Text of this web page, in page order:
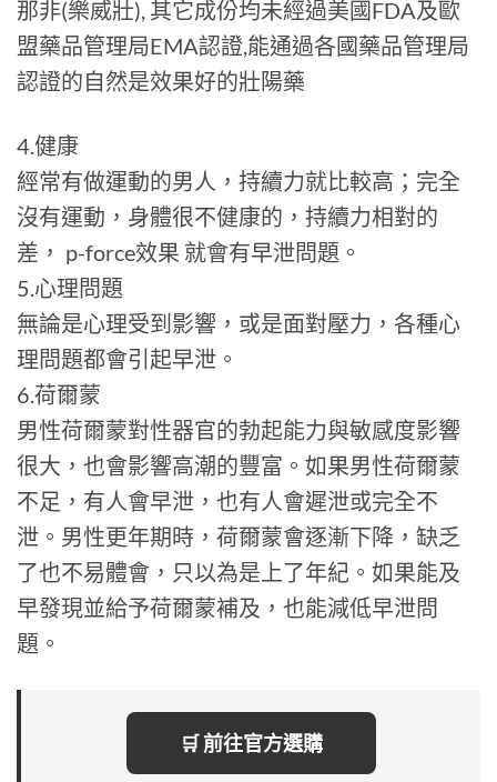
那非(樂威壯), 其它成份均未經過美國FDA及歐
盟藥品管理局EMA認證,能通過各國藥品管理局
認證的自然是效果好的壯陽藥
4.健康
經常有做運動的男人，持續力就比較高；完全
沒有運動，身體很不健康的，持續力相對的
差， p-force效果 就會有早泄問題。
5.心理問題
無論是心理受到影響，或是面對壓力，各種心
理問題都會引起早泄。
6.荷爾蒙
男性荷爾蒙對性器官的勃起能力與敏感度影響
很大，也會影響高潮的豐富。如果男性荷爾蒙
不足，有人會早泄，也有人會遲泄或完全不
泄。男性更年期時，荷爾蒙會逐漸下降，缺乏
了也不易體會，只以為是上了年紀。如果能及
早發現並給予荷爾蒙補及，也能減低早泄問
題。
🛒 前往官方選購